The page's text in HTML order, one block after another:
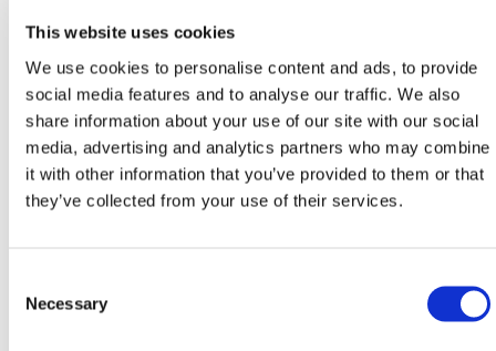
This website uses cookies
We use cookies to personalise content and ads, to provide
social media features and to analyse our traffic. We also
share information about your use of our site with our social
media, advertising and analytics partners who may combine
it with other information that you’ve provided to them or that
they’ve collected from your use of their services.
Selection
Necessary
live chat-functie tussen 8:00 en 17:00 uur voor hulp
bij het ontdekken van ons assortiment.
Heb je nog hulp nodig? Neem dan
contact op met HERMEQ.
Neem contact op door te e-mailen
naarsales@hermeq.nlof bel ons tussen 9:00 en
17:00 op+31 202417011